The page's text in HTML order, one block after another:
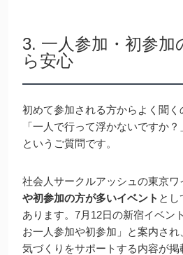
3. 一人参加・初参加
ら安心
初めて参加される方からよく聞く
「一人で行って浮かないですか？
というご質問です。
社会人サークルアッシュの東京ワ
や初参加の方が多いイベント とし
あります。7月12日の新宿イベン
お一人参加や初参加」と案内さ
気づくりをサポートする内容が掲